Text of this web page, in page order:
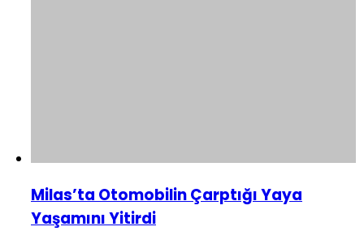
Milas’ta Otomobilin Çarptığı Yaya
Yaşamını Yitirdi